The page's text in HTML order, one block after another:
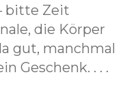
bitte Zeit
die Körper
gut, manchmal
Geschenk. . . .